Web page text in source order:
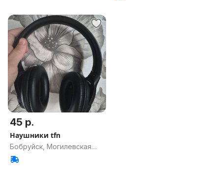
45 р.
Наушники tfn
Бобруйск, Могилевская
обл.